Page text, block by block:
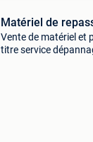
Matériel de
Vente de matériel et
titre service